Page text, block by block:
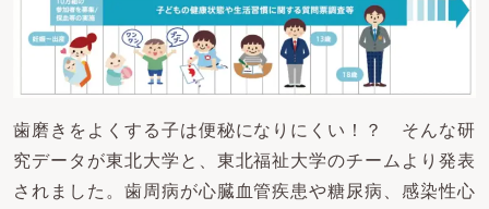
歯磨きをよくする子は便秘になりにくい！？ そんな研
究データが東北大学と、東北福祉大学のチームより発表
されました。歯周病が心臓血管疾患や糖尿病、感染性心